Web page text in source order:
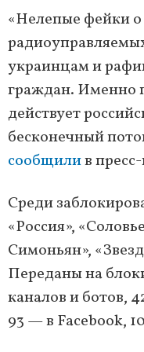
«Нелепые фейки
украинцам и
граждан. Именно
действует
бесконечный
сообщилив
Среди
«Россия»,
Симоньян»,
Переданы на
каналов и ботов,
93 — в Facebook,